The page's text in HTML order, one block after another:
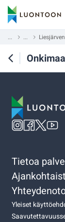
... ...
Tietoa
Yleiset